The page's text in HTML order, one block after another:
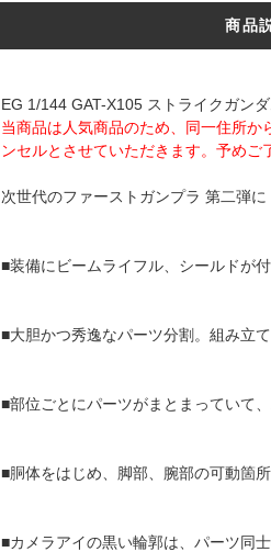
商品
EG 1/144 GAT-X105 ストライクガン
当商品は人気商品のため、同一住所
ンセルとさせていただきます。予めご
次世代のファーストガンプラ 第二弾
■装備にビームライフル、シールドが付
■大胆かつ秀逸なパーツ分割。組み立
■部位ごとにパーツがまとまっていて
■胴体をはじめ、脚部、腕部の可動箇
■カメラアイの黒い輪郭は、パーツ同